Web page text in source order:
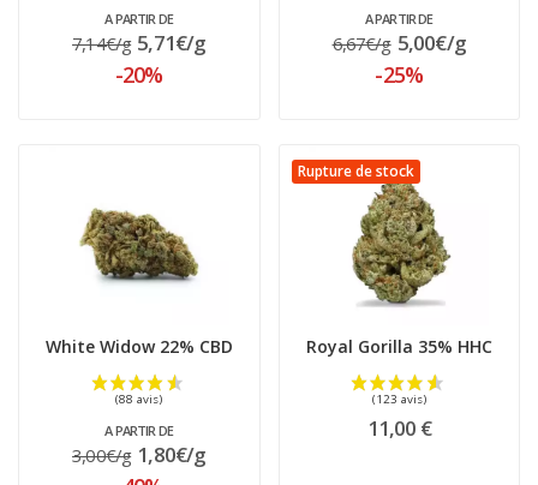
(112 avis)
A PARTIR DE
7,14€/g 5,71€/g
-20%
A PARTIR DE
6,67€/g 5,00€/g
-25%
White Widow 22% CBD
A PARTIR DE
3,00€/g 1,80€/g
Rupture de stock
Royal Gorilla 35% HHC
11,00 €